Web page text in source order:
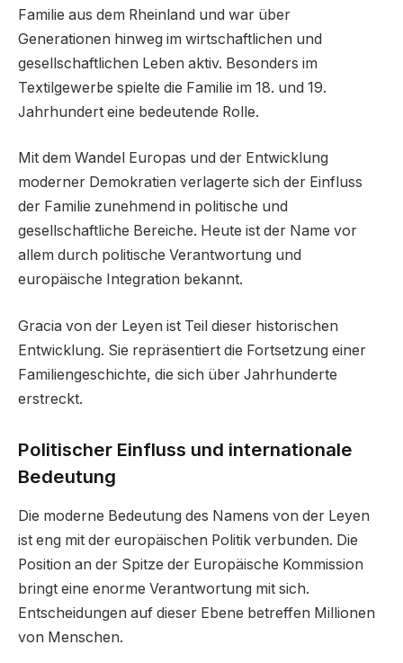
Familie aus dem Rheinland und war über
Generationen hinweg im wirtschaftlichen und
gesellschaftlichen Leben aktiv. Besonders im
Textilgewerbe spielte die Familie im 18. und 19.
Jahrhundert eine bedeutende Rolle.
Mit dem Wandel Europas und der Entwicklung
moderner Demokratien verlagerte sich der Einfluss
der Familie zunehmend in politische und
gesellschaftliche Bereiche. Heute ist der Name vor
allem durch politische Verantwortung und
europäische Integration bekannt.
Gracia von der Leyen ist Teil dieser historischen
Entwicklung. Sie repräsentiert die Fortsetzung einer
Familiengeschichte, die sich über Jahrhunderte
erstreckt.
Politischer Einfluss und internationale
Bedeutung
Die moderne Bedeutung des Namens von der Leyen
ist eng mit der europäischen Politik verbunden. Die
Position an der Spitze der Europäische Kommission
bringt eine enorme Verantwortung mit sich.
Entscheidungen auf dieser Ebene betreffen Millionen
von Menschen.